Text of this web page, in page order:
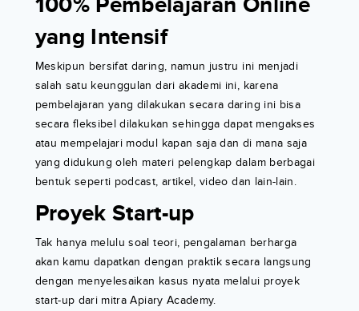
100% Pembelajaran Online
yang Intensif
Meskipun bersifat daring, namun justru ini menjadi
salah satu keunggulan dari akademi ini, karena
pembelajaran yang dilakukan secara daring ini bisa
secara fleksibel dilakukan sehingga dapat mengakses
atau mempelajari modul kapan saja dan di mana saja
yang didukung oleh materi pelengkap dalam berbagai
bentuk seperti podcast, artikel, video dan lain-lain.
Proyek Start-up
Tak hanya melulu soal teori, pengalaman berharga
akan kamu dapatkan dengan praktik secara langsung
dengan menyelesaikan kasus nyata melalui proyek
start-up dari mitra Apiary Academy.